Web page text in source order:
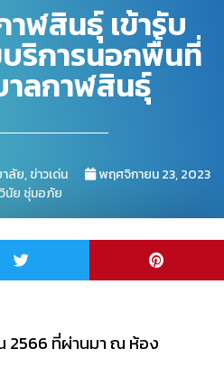
ฬสินธุ์ เข้ารับ
ริการนอกพื้นที่
าลกาฬสินธุ์
ลัย,ข่าวเด่น
พฤศจิกายน 23, 2023
วินัย ชุ่มอภัย
2566 ที่ผ่านมา ณ ห้อง